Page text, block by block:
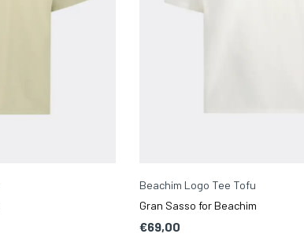
Beachim Logo Tee Tofu
Gran Sasso for Beachim
€69,00